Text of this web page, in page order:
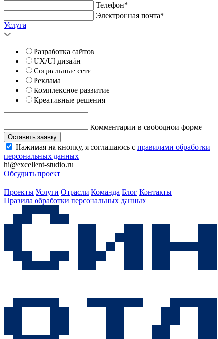
Телефон*
Электронная почта*
Услуга
Разработка сайтов
UX/UI дизайн
Социальные сети
Реклама
Комплексное развитие
Креативные решения
Комментарии в свободной форме
Оставить заявку
Нажимая на кнопку, я соглашаюсь с правилами обработки
персональных данных
hi@excellent-studio.ru
Обсудить проект
Проекты Услуги Отрасли Команда Блог Контакты
Правила обработки персональных данных